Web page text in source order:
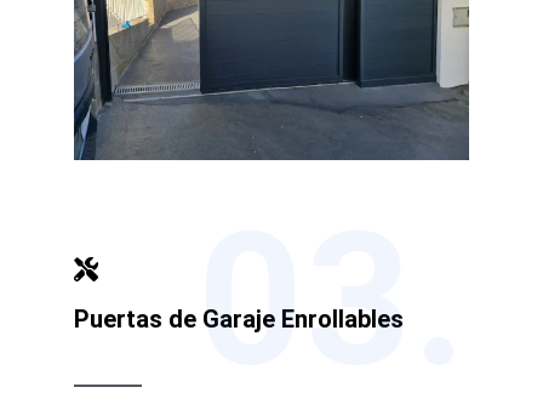
Puertas de Garaje Enrollables
03.